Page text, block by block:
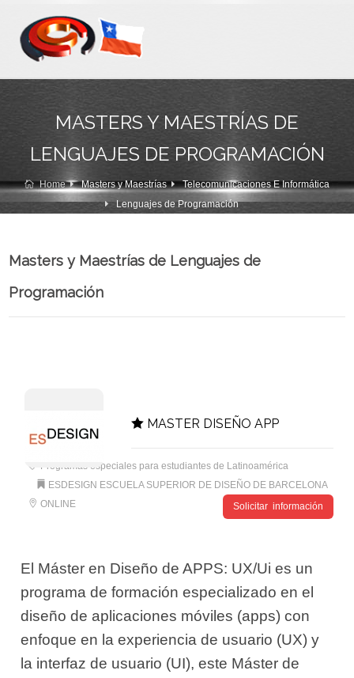
MASTERS Y MAESTRÍAS DE
LENGUAJES DE PROGRAMACIÓN
Home Masters y Maestrías
Telecomunicaciones E Informática
Lenguajes de Programación
Masters y Maestrías de Lenguajes de
Programación
MASTER DISEÑO APP
Programas especiales para estudiantes de Latinoamérica
ESDESIGN ESCUELA SUPERIOR DE DISEÑO DE BARCELONA
ONLINE
Solicitar información
El Máster en Diseño de APPS: UX/Ui es un
programa de formación especializado en el
diseño de aplicaciones móviles (apps) con
enfoque en la experiencia de usuario (UX) y
la interfaz de usuario (UI), este Máster de